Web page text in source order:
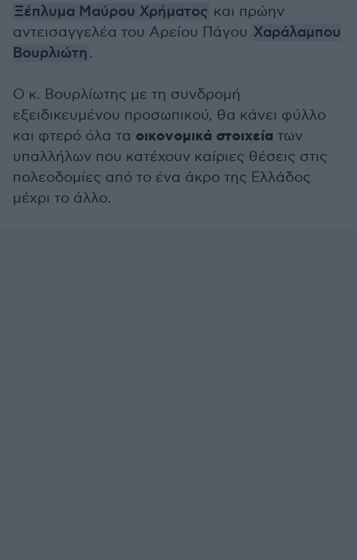
Ξέπλυμα Μαύρου Χρήματος και πρώην
αντεισαγγελέα του Αρείου Πάγου Χαράλαμπου
Βουρλιώτη.
Ο κ. Βουρλίωτης με τη συνδρομή
εξειδικευμένου προσωπικού, θα κάνει φύλλο
και φτερό όλα τα οικονομικά στοιχεία των
υπαλλήλων που κατέχουν καίριες θέσεις στις
πολεοδομίες από το ένα άκρο της Ελλάδος
μέχρι το άλλο.